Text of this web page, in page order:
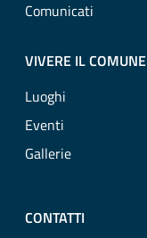
Comunicati
VIVERE IL COMUNE
Luoghi
Eventi
Gallerie
CONTATTI